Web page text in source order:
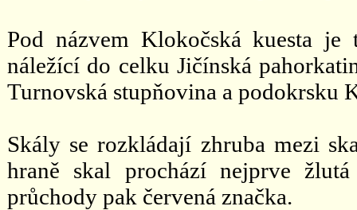
Pod názvem Klokočská kuesta
náležící do celku Jičínská
Turnovská stupňovina a podokrsku
Skály se rozkládají zhruba mezi
hraně skal prochází nejprve
průchody pak červená značka.